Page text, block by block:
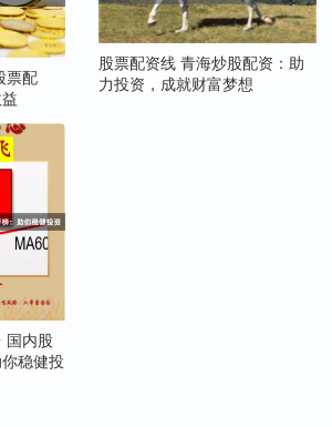
票配
股票配资线 青海炒股配资：助
力投资，成就财富梦想
国内股
稳健投